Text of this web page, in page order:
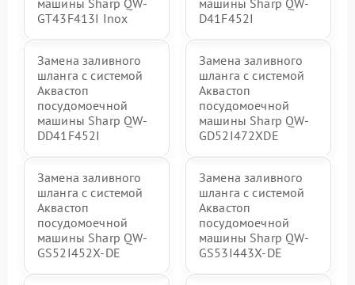
GT43F413I Inox
D41F452I
Замена заливного
шланга с системой
Аквастоп
посудомоечной
машины Sharp QW-
DD41F452I
Замена заливного
шланга с системой
Аквастоп
посудомоечной
машины Sharp QW-
GD52I472XDE
Замена заливного
шланга с системой
Аквастоп
посудомоечной
машины Sharp QW-
GS52I452X-DE
Замена заливного
шланга с системой
Аквастоп
посудомоечной
машины Sharp QW-
GS53I443X-DE